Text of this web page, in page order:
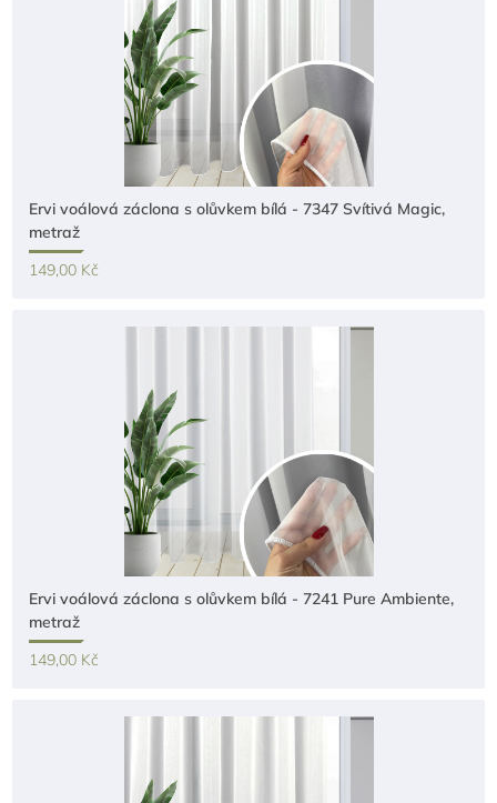
Ervi voálová záclona s olůvkem bílá - 7347 Svítivá Magic,
metraž
149,00 Kč
Ervi voálová záclona s olůvkem bílá - 7241 Pure Ambiente,
metraž
149,00 Kč